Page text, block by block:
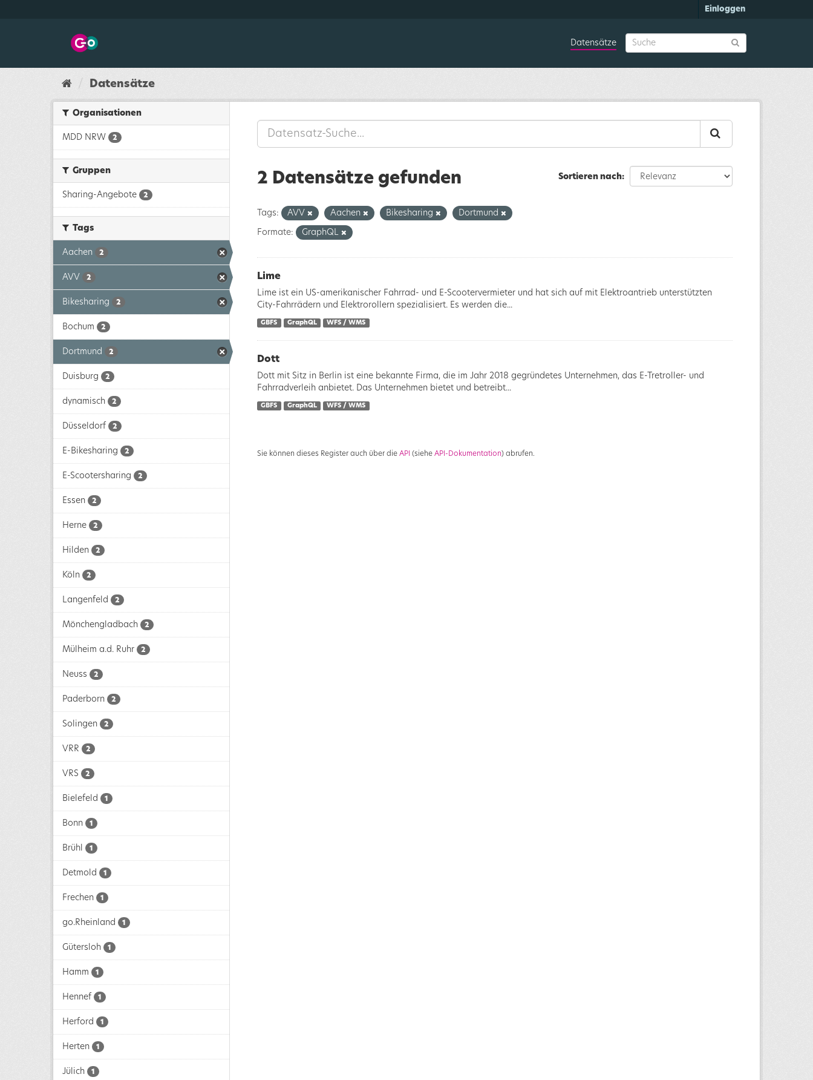
Einloggen
Datensätze
Datensätze
Organisationen
MDD NRW 2
Gruppen
Sharing-Angebote 2
Tags
Aachen 2
AVV 2
Bikesharing 2
Bochum 2
Dortmund 2
Duisburg 2
dynamisch 2
Düsseldorf 2
E-Bikesharing 2
E-Scootersharing 2
Essen 2
Herne 2
Hilden 2
Köln 2
Langenfeld 2
Mönchengladbach 2
Mülheim a.d. Ruhr 2
Neuss 2
Paderborn 2
Solingen 2
VRR 2
VRS 2
Bielefeld 1
Bonn 1
Brühl 1
Detmold 1
Frechen 1
go.Rheinland 1
Gütersloh 1
Hamm 1
Hennef 1
Herford 1
Herten 1
Jülich 1
Sortieren nach
2 Datensätze gefunden
Tags: AVV Aachen Bikesharing Dortmund
Formate: GraphQL
Lime
Lime ist ein US-amerikanischer Fahrrad- und E-Scootervermieter und hat sich auf mit Elektroantrieb unterstützten
City-Fahrrädern und Elektrorollern spezialisiert. Es werden die...
GBFS GraphQL WFS / WMS
Dott
Dott mit Sitz in Berlin ist eine bekannte Firma, die im Jahr 2018 gegründetes Unternehmen, das E-Tretroller- und
Fahrradverleih anbietet. Das Unternehmen bietet und betreibt...
GBFS GraphQL WFS / WMS
Sie können dieses Register auch über die API (siehe API-Dokumentation) abrufen.